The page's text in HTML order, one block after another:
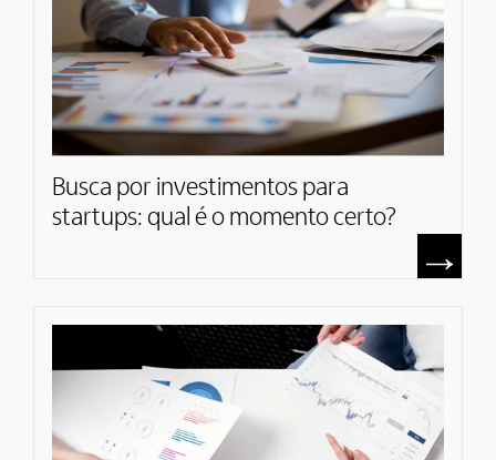
Busca por investimentos​ para
startups​: qual é o momento certo?